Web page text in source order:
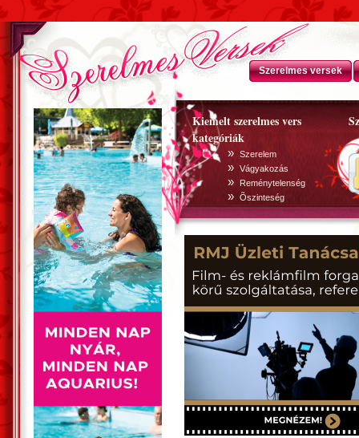
Szerelmes versek
Kiemelt szerelmes vers
kategóriák
» Szerelem
» Vágyakozás
» Reménytelenség
» Õszinteség